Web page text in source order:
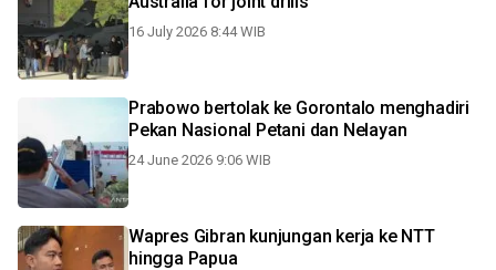
16 July 2026 8:44 WIB
Prabowo bertolak ke Gorontalo menghadiri
Pekan Nasional Petani dan Nelayan
24 June 2026 9:06 WIB
Wapres Gibran kunjungan kerja ke NTT
hingga Papua